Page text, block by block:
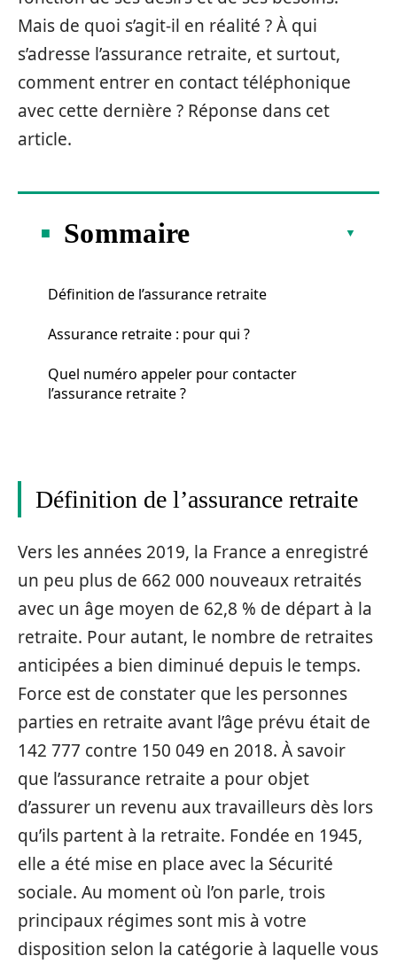
Mais de quoi s’agit-il en réalité ? À qui
s’adresse l’assurance retraite, et surtout,
comment entrer en contact téléphonique
avec cette dernière ? Réponse dans cet
article.
Sommaire
Définition de l’assurance retraite
Assurance retraite : pour qui ?
Quel numéro appeler pour contacter
l’assurance retraite ?
Définition de l’assurance retraite
Vers les années 2019, la France a enregistré
un peu plus de 662 000 nouveaux retraités
avec un âge moyen de 62,8 % de départ à la
retraite. Pour autant, le nombre de retraites
anticipées a bien diminué depuis le temps.
Force est de constater que les personnes
parties en retraite avant l’âge prévu était de
142 777 contre 150 049 en 2018. À savoir
que l’assurance retraite a pour objet
d’assurer un revenu aux travailleurs dès lors
qu’ils partent à la retraite. Fondée en 1945,
elle a été mise en place avec la Sécurité
sociale. Au moment où l’on parle, trois
principaux régimes sont mis à votre
disposition selon la catégorie à laquelle vous